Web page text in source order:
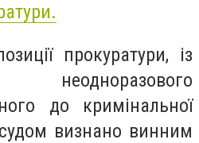
прокуратури, із
до кримінальної
судом визнано винним